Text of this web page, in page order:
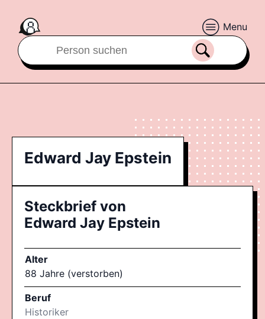
Menu
Edward Jay Epstein
Steckbrief von
Edward Jay Epstein
Alter
88 Jahre (verstorben)
Beruf
Historiker